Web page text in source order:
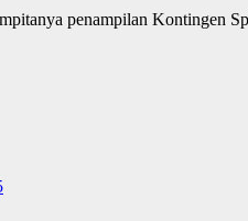
penampilan Kontingen